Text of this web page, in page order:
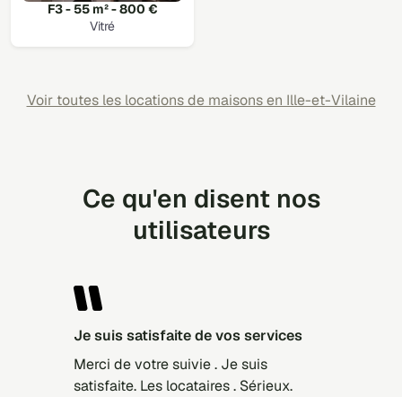
F3 - 55 m² - 800 €
Vitré
Voir toutes les locations de maisons en Ille-et-Vilaine
Ce qu'en disent nos
utilisateurs
Je suis satisfaite de vos services
Merci de votre suivie . Je suis
satisfaite. Les locataires . Sérieux.